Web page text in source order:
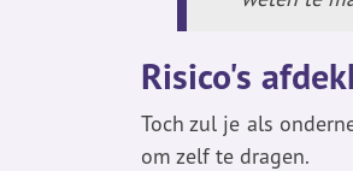
Risico's
Toch zul je als
om zelf te dragen.